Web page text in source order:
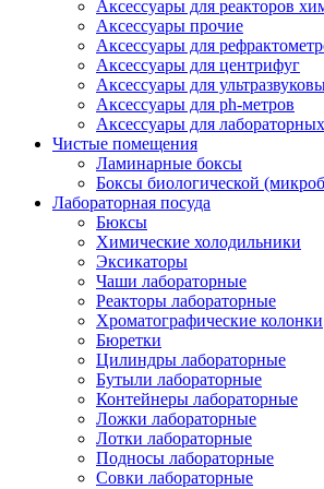
Аксессуары для реакторов
Аксессуары прочие
Аксессуары для
Аксессуары для центрифуг
Аксессуары для
Аксессуары для ph-метров
Аксессуары для
Чистые помещения
Ламинарные боксы
Боксы биологической
Лабораторная посуда
Бюксы
Химические холодильники
Эксикаторы
Чаши лабораторные
Реакторы лабораторные
Хроматографические колонки
Бюретки
Цилиндры лабораторные
Бутыли лабораторные
Контейнеры лабораторные
Ложки лабораторные
Лотки лабораторные
Подносы лабораторные
Совки лабораторные